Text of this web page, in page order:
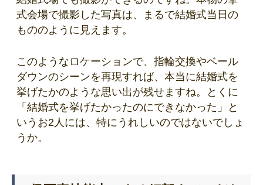
式会場で撮影した写真は、まるで結婚式当日の
もののように見えます。
このようなロケーションで、指輪交換やベール
ダウンのシーンを再現すれば、本当に結婚式を
挙げたかのような思い出が残せますね。とくに
「結婚式を挙げたかったのにできなかった」と
いうお2人には、特にうれしいのではないでしょ
うか。